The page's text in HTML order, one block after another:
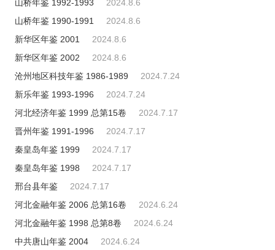
山桥年鉴 1992-1993
2024.8.6
山桥年鉴 1990-1991
2024.8.6
新华区年鉴 2001
2024.8.6
新华区年鉴 2002
2024.8.6
沧州地区科技年鉴 1986-1989
2024.7.24
新乐年鉴 1993-1996
2024.7.24
河北经济年鉴 1999 总第15卷
2024.7.17
晋州年鉴 1991-1996
2024.7.17
秦皇岛年鉴 1999
2024.7.17
秦皇岛年鉴 1998
2024.7.17
邢台县年鉴
2024.7.17
河北金融年鉴 2006 总第16卷
2024.6.24
河北金融年鉴 1998 总第8卷
2024.6.24
中共唐山年鉴 2004
2024.6.24